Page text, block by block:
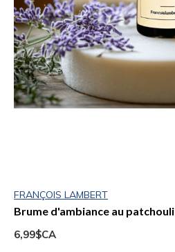
FRANÇOIS LAMBERT
Brume d'ambiance au patchouli
6,99$CA